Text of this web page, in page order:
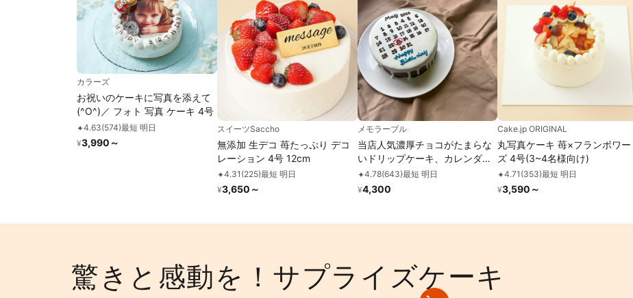
カラーズ
お祝いのケーキに写真を添えて
(^O^)／ フォト 写真 ケーキ 4号
✦4.63(574)最短 明日
¥3,990 ～
スイーツSaccho
無添加 生デコ 苺たっぷり デコ
レーション 4号 12cm
✦4.31 (225)最短 明日
¥3,650 ～
メモラーブル
当店人気濃厚チョコがたまらな
いドリップケーキ、カレンダー
Ver.
✦4.78(643)最短 明日
¥4,300
Cake.jp ORIGINAL
丸写真ケーキ 苺×フランボワー
ズ 4号(3~4名様向け)
✦4.71 (353)最短 明日
¥3,590 ～
驚きと感動を！サプライズケーキ